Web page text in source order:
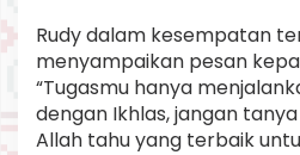
Rudy dalam kesempatan
menyampaikan pesan
“Tugasmu hanya
dengan Ikhlas, jangan
Allah tahu yang terbaik